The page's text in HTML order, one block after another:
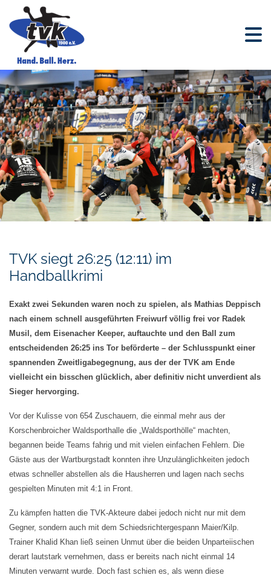
TVK siegt 26:25 (12:11) im
Handballkrimi
Exakt zwei Sekunden waren noch zu spielen, als Mathias Deppisch
nach einem schnell ausgeführten Freiwurf völlig frei vor Radek
Musil, dem Eisenacher Keeper, auftauchte und den Ball zum
entscheidenden 26:25 ins Tor beförderte – der Schlusspunkt einer
spannenden Zweitligabegegnung, aus der der TVK am Ende
vielleicht ein bisschen glücklich, aber definitiv nicht unverdient als
Sieger hervorging.
Vor der Kulisse von 654 Zuschauern, die einmal mehr aus der
Korschenbroicher Waldsporthalle die „Waldsporthölle“ machten,
begannen beide Teams fahrig und mit vielen einfachen Fehlern. Die
Gäste aus der Wartburgstadt konnten ihre Unzulänglichkeiten jedoch
etwas schneller abstellen als die Hausherren und lagen nach sechs
gespielten Minuten mit 4:1 in Front.
Zu kämpfen hatten die TVK-Akteure dabei jedoch nicht nur mit dem
Gegner, sondern auch mit dem Schiedsrichtergespann Maier/Kilp.
Trainer Khalid Khan ließ seinen Unmut über die beiden Unparteiischen
derart lautstark vernehmen, dass er bereits nach nicht einmal 14
Minuten verwarnt wurde. Doch fast schien es, als wenn diese